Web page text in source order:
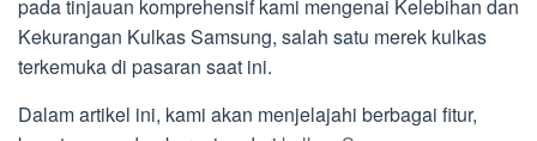
pada tinjauan komprehensif kami mengenai Kelebihan dan
Kekurangan Kulkas Samsung, salah satu merek kulkas
terkemuka di pasaran saat ini.
Dalam artikel ini, kami akan menjelajahi berbagai fitur,